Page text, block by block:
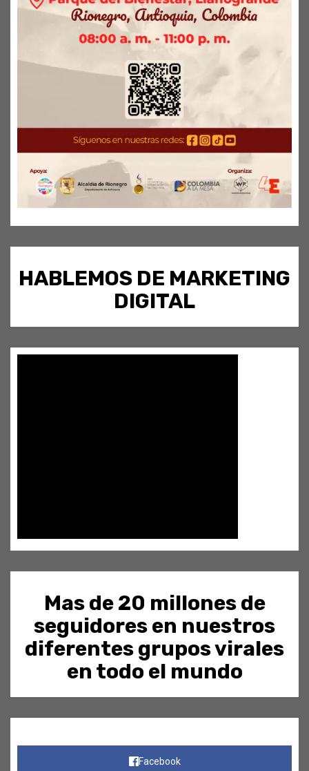
HABLEMOS DE MARKETING
DIGITAL
Mas de 20 millones de
seguidores en nuestros
diferentes grupos virales
en todo el mundo
Facebook